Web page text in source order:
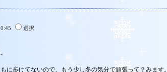
選択
に歩けてないので、もう少し冬の気分で頑張って？みます。